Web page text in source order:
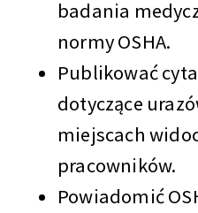
badania
normy OSHA.
Publikować
dotyczące
miejscach
pracowników.
Powiadomić